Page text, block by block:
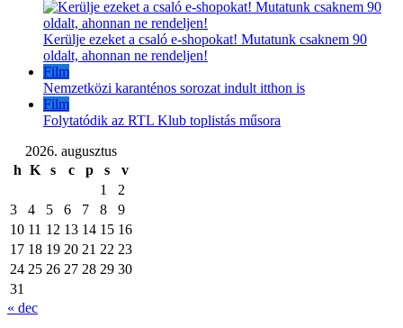
Kerülje ezeket a csaló e-shopokat! Mutatunk csaknem 90
oldalt, ahonnan ne rendeljen!
Film
Nemzetközi karanténos sorozat indult itthon is
Film
Folytatódik az RTL Klub toplistás műsora
2026. augusztus
h K s c p s
v
1
2
3
4 5 6 7 8
9
10 11 12 13 14 15 16
17 18 19 20 21 22 23
24 25 26 27 28 29 30
31
« dec